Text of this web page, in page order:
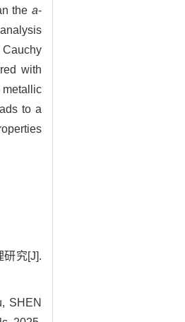
the a-
with
to a
研究[J].
SHEN